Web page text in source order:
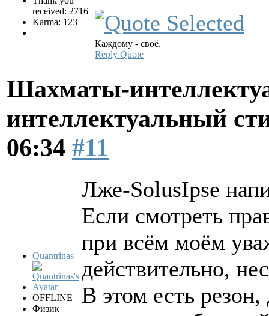
received: 2716
Karma: 123
Каждому - своё.
Reply Quote
Шахматы-
интеллектуальный
06:34 #11
Quantrinas
OFFLINE
Физик
Лже-SolusIpse
Если смотреть
при всём моём
действительно,
В этом есть резон,